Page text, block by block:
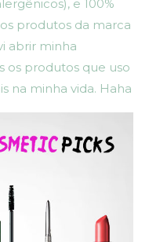
e 100%
produtos da marca
abrir minha
os produtos que uso
na minha vida. Haha